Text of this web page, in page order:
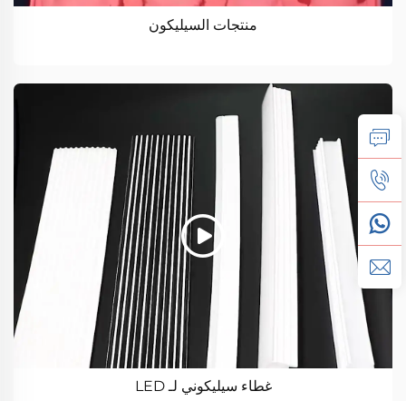
منتجات السيليكون
غطاء سيليكوني لـ LED